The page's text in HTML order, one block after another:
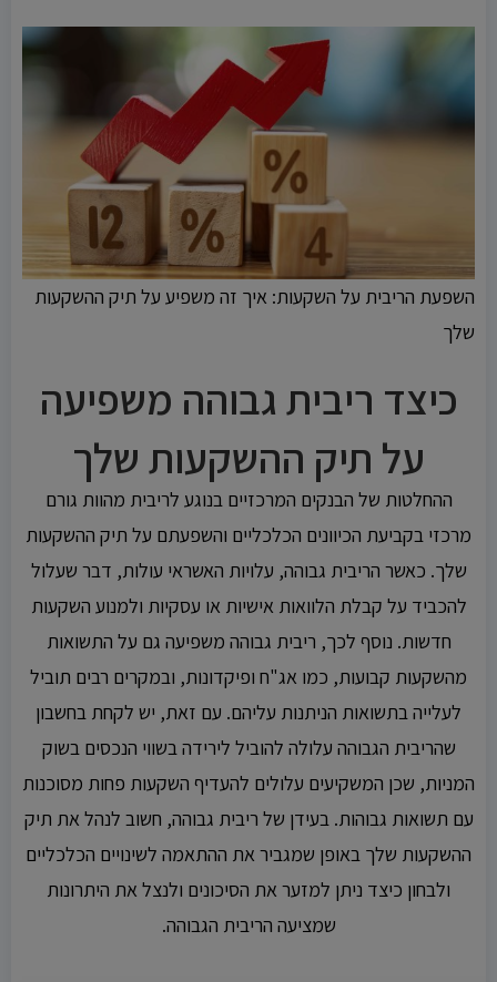
השפעת הריבית על השקעות: איך זה משפיע על תיק ההשקעות
שלך
כיצד ריבית גבוהה משפיעה
על תיק ההשקעות שלך
ההחלטות של הבנקים המרכזיים בנוגע לריבית מהוות גורם
מרכזי בקביעת הכיוונים הכלכליים והשפעתם על תיק ההשקעות
שלך. כאשר הריבית גבוהה, עלויות האשראי עולות, דבר שעלול
להכביד על קבלת הלוואות אישיות או עסקיות ולמנוע השקעות
חדשות. נוסף לכך, ריבית גבוהה משפיעה גם על התשואות
מהשקעות קבועות, כמו אג"ח ופיקדונות, ובמקרים רבים תוביל
לעלייה בתשואות הניתנות עליהם. עם זאת, יש לקחת בחשבון
שהריבית הגבוהה עלולה להוביל לירידה בשווי הנכסים בשוק
המניות, שכן המשקיעים עלולים להעדיף השקעות פחות מסוכנות
עם תשואות גבוהות. בעידן של ריבית גבוהה, חשוב לנהל את תיק
ההשקעות שלך באופן שמגביר את ההתאמה לשינויים הכלכליים
ולבחון כיצד ניתן למזער את הסיכונים ולנצל את היתרונות
שמציעה הריבית הגבוהה.